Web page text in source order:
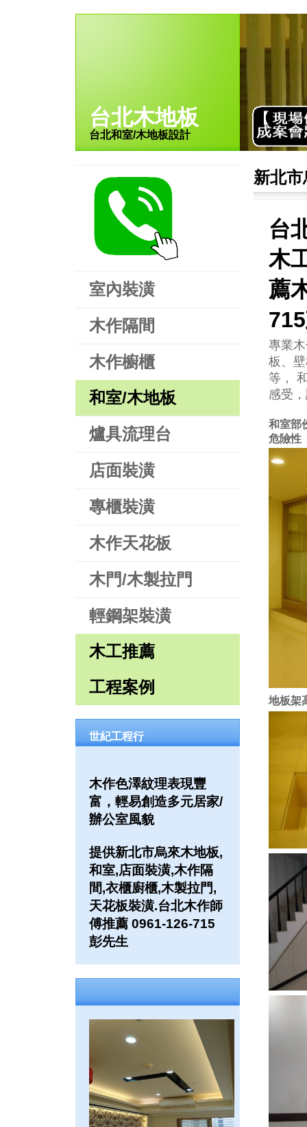
台北木地板
台北和室/木地板設計
室內裝潢
木作隔間
木作櫥櫃
和室/木地板
爐具流理台
店面裝潢
專櫃裝潢
木作天花板
木門/木製拉門
輕鋼架裝潢
木工推薦
工程案例
世紀工程行
木作色澤紋理表現豐
富，輕易創造多元居家/
辦公室風貌
提供新北市烏來木地板,
和室,店面裝潢,木作隔
間,衣櫃廚櫃,木製拉門,
天花板裝潢.台北木作師
傅推薦 0961-126-715
彭先生
新北
台
木
薦
專業
板、
等，
感受
和室部
危險性
地板架